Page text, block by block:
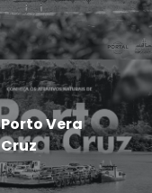
Porto Vera
Cruz